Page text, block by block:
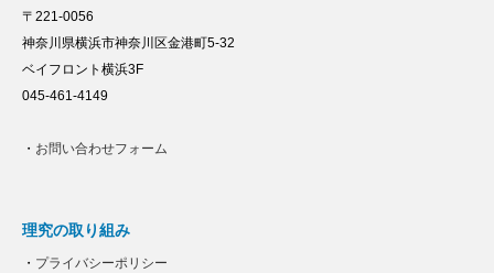
〒221-0056
神奈川県横浜市神奈川区金港町5-32
ベイフロント横浜3F
045-461-4149
・ お問い合わせフォーム
理究の取り組み
・ プライバシーポリシー